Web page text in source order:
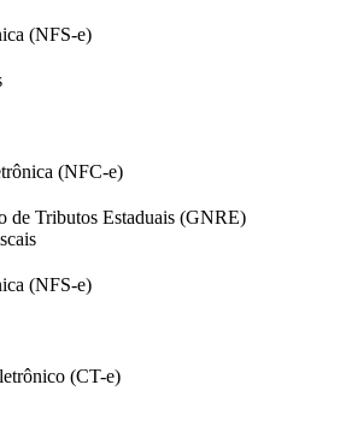
(NFS-e)
(NFC-e)
de Tributos Estaduais (GNRE)
(NFS-e)
(CT-e)